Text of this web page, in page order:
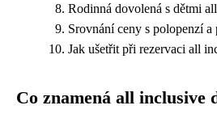
Rodinná dovolená s dětmi
Srovnání ceny s polopenzí a
Jak ušetřit při rezervaci all
Co znamená all inclusive